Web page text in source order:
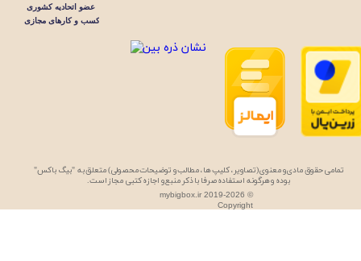
تمامی حقوق مادی و معنوی (تصاویر، کلیپ ها، مطالب و توضیحات محصولی) متعلق به "بیگ باکس"
بوده و هرگونه استفاده صرفا با ذکر منبع و اجازه کتبی مجاز است.
mybigbox.ir 2019-2026 ©
Copyright